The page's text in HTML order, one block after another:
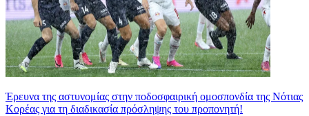
Έρευνα της αστυνομίας στην ποδοσφαιρική ομοσπονδία της Νότιας
Κορέας για τη διαδικασία πρόσληψης του προπονητή!